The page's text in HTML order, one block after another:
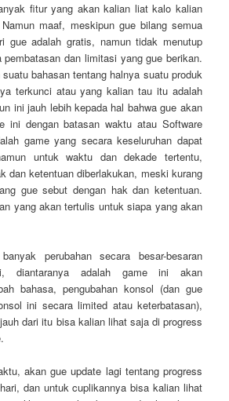
fitur yang akan kalian liat kalo kalian
maaf, meskipun gue bilang semua
gue adalah gratis, namun tidak menutup
pembatasan dan limitasi yang gue berikan.
bahasan tentang halnya suatu produk
terkunci atau yang kalian tau itu adalah
ini jauh lebih kepada hal bahwa gue akan
ini dengan batasan waktu atau Software
game yang secara keseluruhan dapat
untuk waktu dan dekade tertentu,
dan ketentuan diberlakukan, meski kurang
gue sebut dengan hak dan ketentuan.
yang akan tertulis untuk siapa yang akan
perubahan secara besar-besaran
diantaranya adalah game ini akan
bahasa, pengubahan konsol (dan gue
ini secara limited atau keterbatasan),
dari itu bisa kalian lihat saja di progress
akan gue update lagi tentang progress
dan untuk cuplikannya bisa kalian lihat